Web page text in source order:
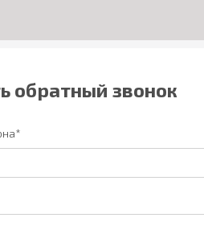
обратный звонок